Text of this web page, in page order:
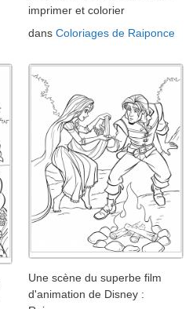
imprimer et colorier
dans Coloriages de Raiponce
Une scène du superbe film
d'animation de Disney :